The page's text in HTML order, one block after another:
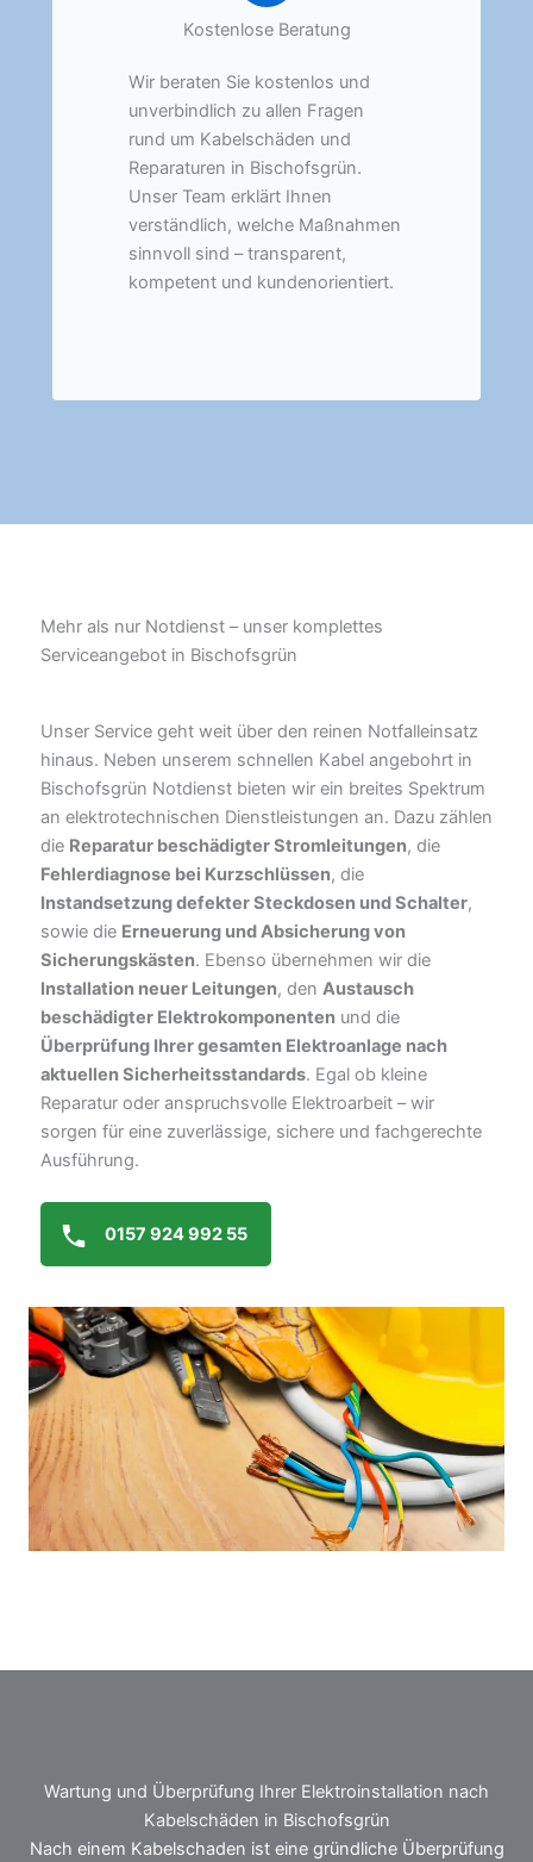
Kostenlose Beratung
Wir beraten Sie kostenlos und
unverbindlich zu allen Fragen
rund um Kabelschäden und
Reparaturen in Bischofsgrün.
Unser Team erklärt Ihnen
verständlich, welche Maßnahmen
sinnvoll sind – transparent,
kompetent und kundenorientiert.
Mehr als nur Notdienst – unser komplettes
Serviceangebot in Bischofsgrün
Unser Service geht weit über den reinen Notfalleinsatz
hinaus. Neben unserem schnellen Kabel angebohrt in
Bischofsgrün Notdienst bieten wir ein breites Spektrum
an elektrotechnischen Dienstleistungen an. Dazu zählen
die Reparatur beschädigter Stromleitungen, die
Fehlerdiagnose bei Kurzschlüssen, die
Instandsetzung defekter Steckdosen und Schalter,
sowie die Erneuerung und Absicherung von
Sicherungskästen. Ebenso übernehmen wir die
Installation neuer Leitungen, den Austausch
beschädigter Elektrokomponenten und die
Überprüfung Ihrer gesamten Elektroanlage nach
aktuellen Sicherheitsstandards. Egal ob kleine
Reparatur oder anspruchsvolle Elektroarbeit – wir
sorgen für eine zuverlässige, sichere und fachgerechte
Ausführung.
0157 924 992 55
Wartung und Überprüfung Ihrer Elektroinstallation nach
Kabelschäden in Bischofsgrün
Nach einem Kabelschaden ist eine gründliche Überprüfung